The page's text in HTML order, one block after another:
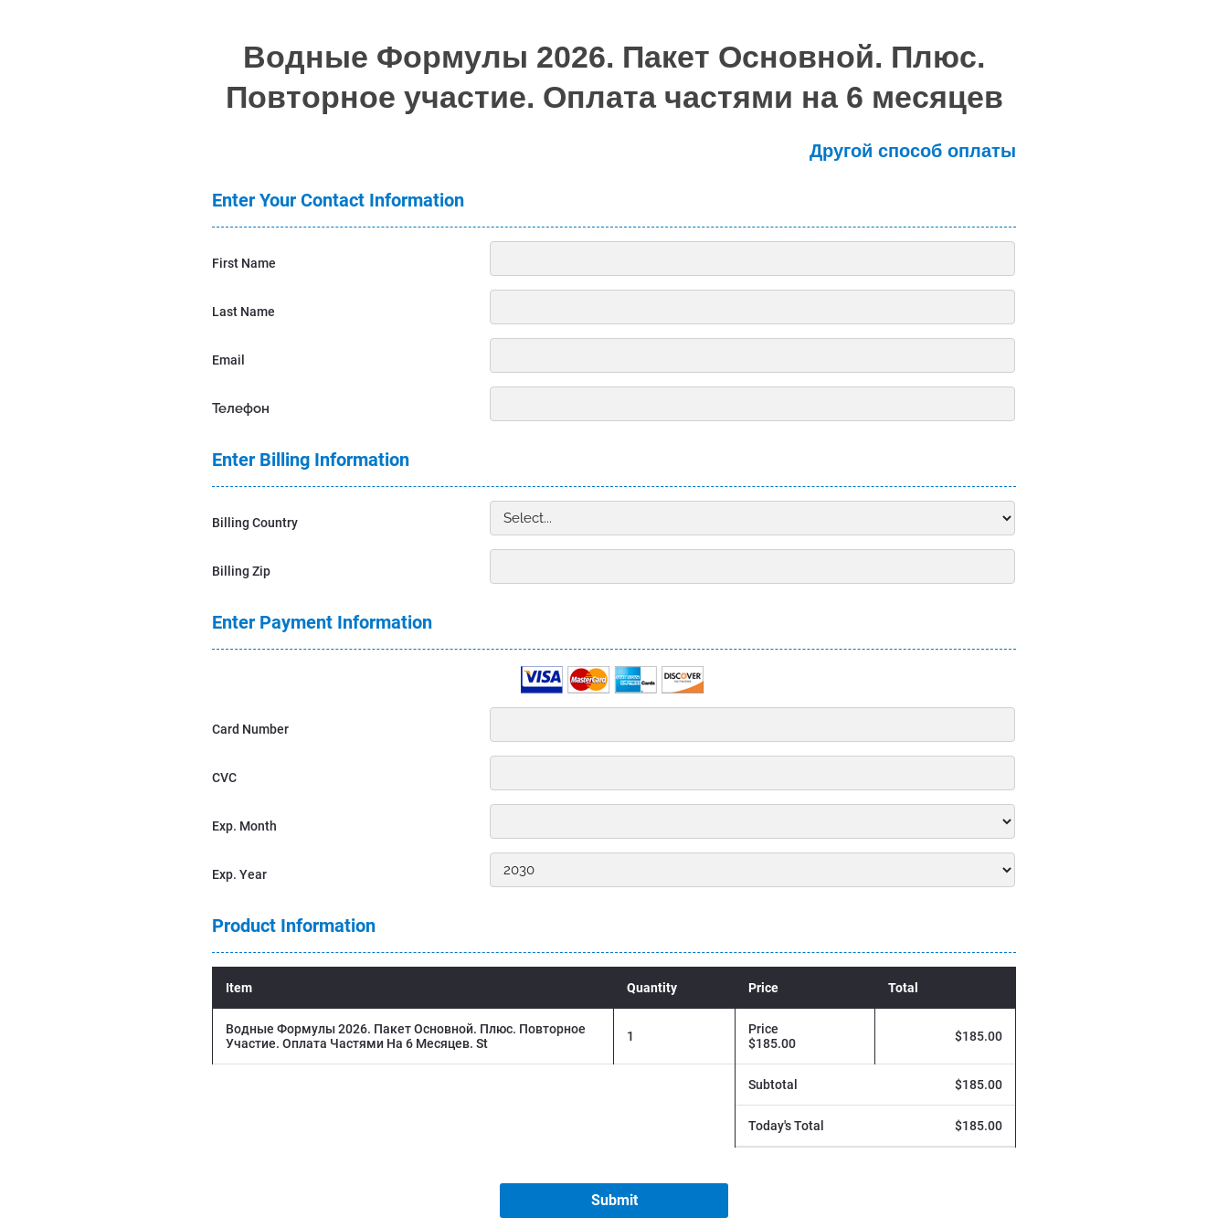
Водные Формулы 2026. Пакет Основной. Плюс.
Повторное участие. Оплата частями на 6 месяцев
Другой способ оплаты